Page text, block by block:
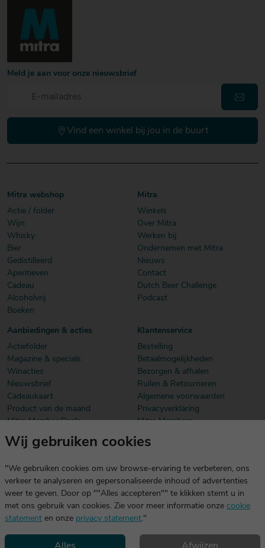
Meld je aan voor onze nieuwsbrief
Vind een winkel bij jou in de buurt
Mitra webshop
Actie / folder
Wijn
Whisky
Bier
Gedistilleerd
Aperitieven
Cadeau
Alcoholvrij
Boeken
Mitra
Winkels
Over Mitra
Werken bij
Ondernemen met Mitra
Nieuws
Contact
Dutch Beer Challenge
Podcast
Aanbiedingen & acties
Actiefolder
Magazine & specials
Winacties
Nieuwsbrief
Cadeaukaart
Product van de maand
Mitra Member Deals
Klantenservice
Bestelling
Betaalmogelijkheden
Bezorgen & afhalen
Ruilen & Retourneren
Algemene voorwaarden
Privacyverklaring
Mitra Members
Download onze app
dezelfde gegevens die je voor mitra.nl gebruikt.
Wij gebruiken cookies
"We gebruiken cookies om uw browse-ervaring te verbeteren, ons
verkeer te analyseren en gepersonaliseerde inhoud of advertenties
weer te geven. Door op ""Alles accepteren"" te klikken stemt u in
met ons gebruik van cookies. Zie voor meer informatie onze cookie
statement en onze privacy statement."